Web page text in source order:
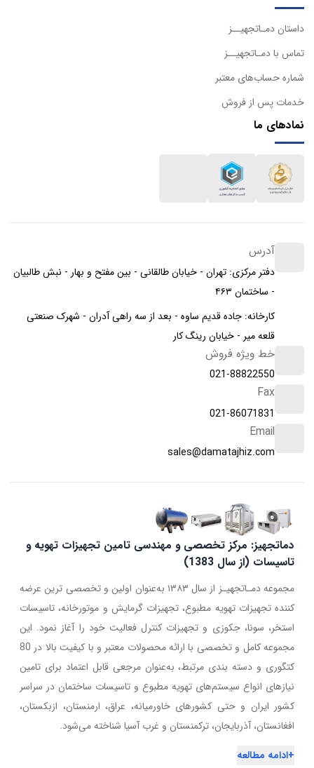
داستان دمـاتجهیــز
تماس با دمـاتجهیــز
شماره حساب‌های معتبر
خدمات پس از فروش
نمادهای ما
آدرس
دفتر مرکزی: تهران - خیابان طالقانی - بین مفتح و بهار - نبش طالبیان
- ساختمان ۴۶۳
کارخانه: جاده قدیم ساوه - بعد از سه راهی آدران - شهرک صنعتی
قلعه میر - خیابان رینگ کار
خط ویژه فروش
021-88822550
Fax
021-86071831
Email
sales@damatajhiz.com
دماتجهیز: مرکز تخصصی و مهندسی تامین تجهیزات تهویه و
تاسیسات (از سال 1383)
مجموعه دمـاتجهیـز از سال ۱۳۸۳ به‌عنوان اولین و تخصصی ترین عرضه
کننده تجهیزات تهویه مطبوع، تجهیزات گرمایش و موتورخانه، تاسیسات
استخر، سونا، جکوزی و تجهیزات کنترل فعالیت خود را آغاز نمود. این
مجموعه کامل و تخصصی با ارائه محصولات معتبر و با کیفیت بالا در 80
کتگوری و دسته بندی مرتبط، به‌عنوان مرجعی قابل اعتماد برای تامین
نیازهای انواع سیستم‌های تهویه مطبوع و تاسیسات ساختمان در سراسر
کشور ایران و حتی کشورهای خاورمیانه، عراق، ارمنستان، ازبکستان،
افغانستان، آذربایجان، ترکمنستان و غرب آسیا شناخته می‌شود.
+ادامه مطالعه